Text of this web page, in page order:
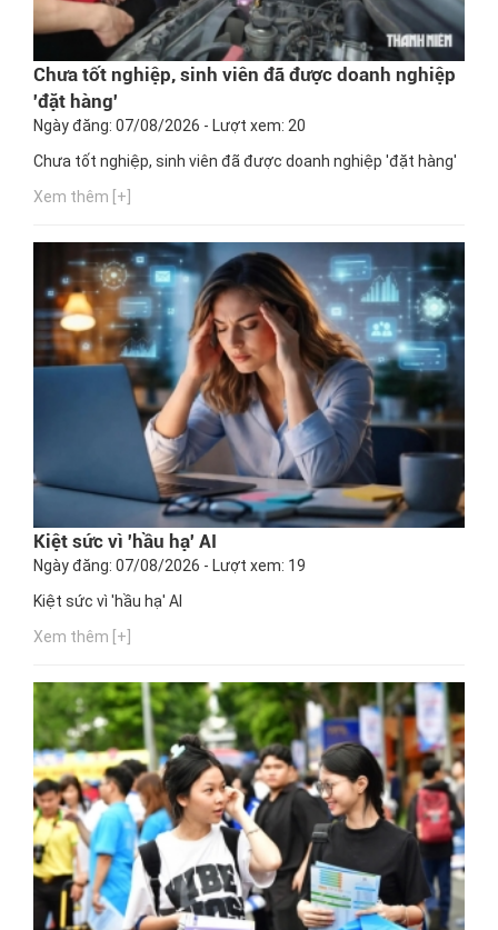
Chưa tốt nghiệp, sinh viên đã được doanh nghiệp
'đặt hàng'
Ngày đăng: 07/08/2026 - Lượt xem: 20
Chưa tốt nghiệp, sinh viên đã được doanh nghiệp 'đặt hàng'
Xem thêm [+]
Kiệt sức vì 'hầu hạ' AI
Ngày đăng: 07/08/2026 - Lượt xem: 19
Kiệt sức vì 'hầu hạ' AI
Xem thêm [+]